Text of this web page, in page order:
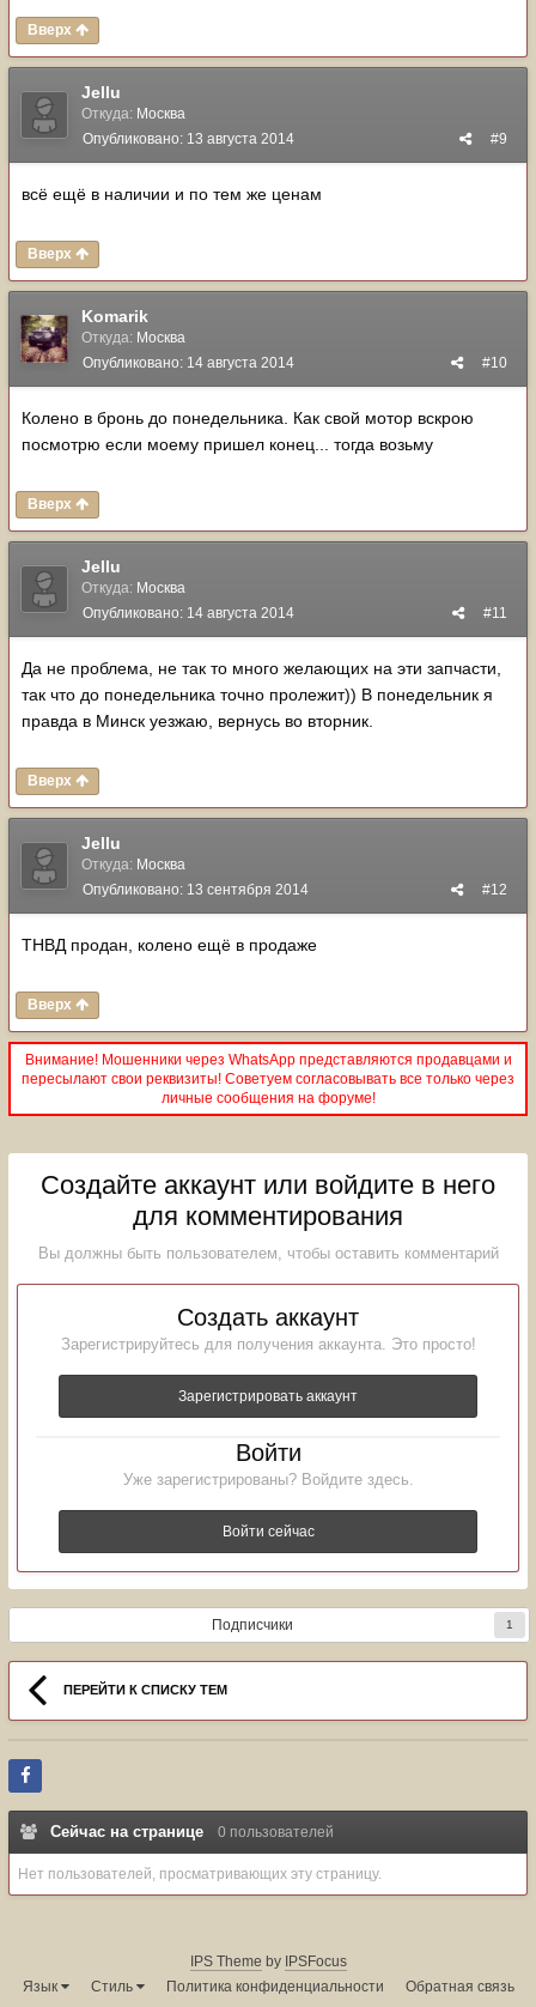
Вверх
Jellu
Откуда: Москва
#9
Опубликовано: 13 августа 2014
всё ещё в наличии и по тем же ценам
Вверх
Komarik
Откуда: Москва
#10
Опубликовано: 14 августа 2014
Колено в бронь до понедельника. Как свой мотор вскрою
посмотрю если моему пришел конец... тогда возьму
Вверх
Jellu
Откуда: Москва
#11
Опубликовано: 14 августа 2014
Да не проблема, не так то много желающих на эти запчасти,
так что до понедельника точно пролежит)) В понедельник я
правда в Минск уезжаю, вернусь во вторник.
Вверх
Jellu
Откуда: Москва
#12
Опубликовано: 13 сентября 2014
ТНВД продан, колено ещё в продаже
Вверх
Внимание! Мошенники через WhatsApp представляются продавцами и
пересылают свои реквизиты! Советуем согласовывать все только через
личные сообщения на форуме!
Создайте аккаунт или войдите в него
для комментирования
Вы должны быть пользователем, чтобы оставить комментарий
Создать аккаунт
Зарегистрируйтесь для получения аккаунта. Это просто!
Зарегистрировать аккаунт
Войти
Уже зарегистрированы? Войдите здесь.
Войти сейчас
Подписчики 1
ПЕРЕЙТИ К СПИСКУ ТЕМ
Сейчас на странице 0 пользователей
Нет пользователей, просматривающих эту страницу.
IPS Theme by IPSFocus
Язык
Стиль Политика конфиденциальности Обратная связь